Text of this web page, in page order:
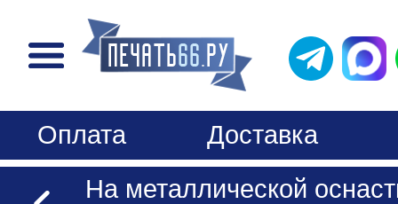
Оплата
Доставка
На металлической